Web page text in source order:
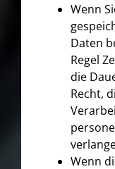
Wenn
Daten
Regel
die
Recht,
Wenn